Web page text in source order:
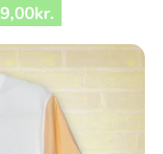
,00kr.